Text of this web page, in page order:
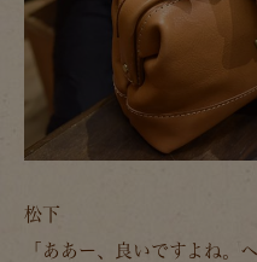
松下
「ああー、良いですよね。